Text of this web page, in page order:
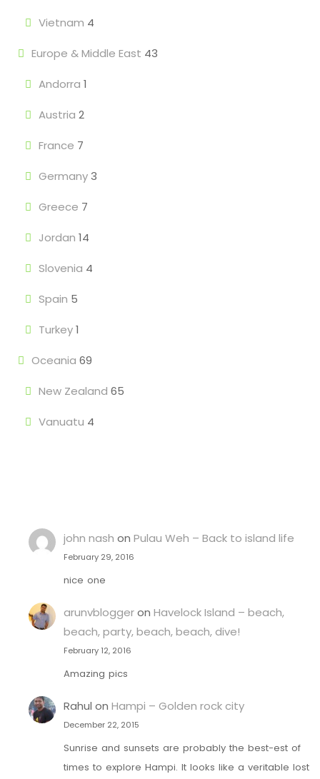
Vietnam 4
Europe & Middle East 43
Andorra 1
Austria 2
France 7
Germany3
Greece 7
Jordan 14
Slovenia 4
Spain 5
Turkey1
Oceania 69
New Zealand 65
Vanuatu 4
john nash on Pulau Weh – Back to island life
February 29, 2016
nice one
arunvbloggeron Havelock Island – beach,
beach, party, beach, beach, dive!
February 12, 2016
Amazing pics
Rahul on Hampi – Golden rock city
December 22, 2015
Sunrise and sunsets are probably the best-est of
times to explore Hampi. It looks like a veritable lost